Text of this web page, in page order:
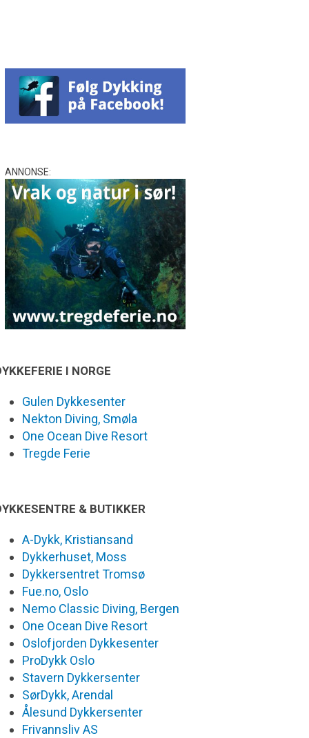
ANNONSE:
I NORGE
Gulen Dykkesenter
Nekton Diving, Smøla
One Ocean Dive Resort
Tregde Ferie
& BUTIKKER
A-Dykk, Kristiansand
Dykkerhuset, Moss
Dykkersentret Tromsø
Fue.no, Oslo
Nemo Classic Diving, Bergen
One Ocean Dive Resort
Oslofjorden Dykkesenter
ProDykk Oslo
Stavern Dykkersenter
SørDykk, Arendal
Ålesund Dykkersenter
Frivannsliv AS